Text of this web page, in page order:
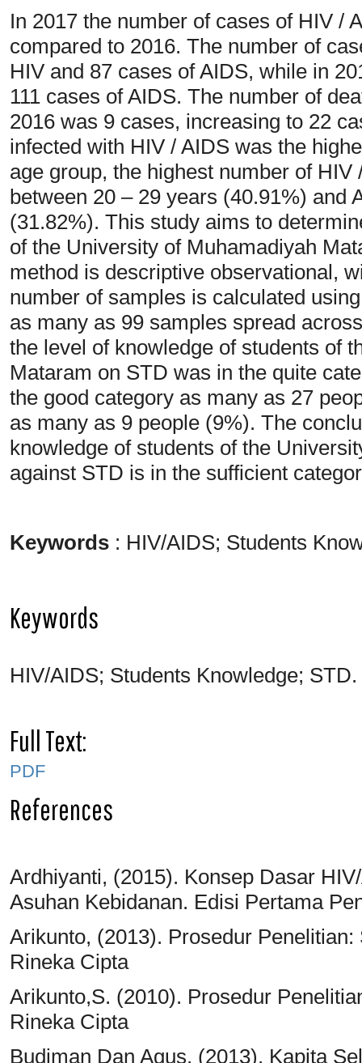
In 2017 the number of cases of HIV /
compared to 2016. The number of
HIV and 87 cases of AIDS, while in
111 cases of AIDS. The number of
2016 was 9 cases, increasing to 22
infected with HIV / AIDS was the
age group, the highest number of
between 20 – 29 years (40.91%) and
(31.82%). This study aims to
of the University of Muhamadiyah
method is descriptive observational,
number of samples is calculated
as many as 99 samples spread
the level of knowledge of students of
Mataram on STD was in the quite
the good category as many as 27
as many as 9 people (9%). The
knowledge of students of the
against STD is in the sufficient
Keywords : HIV/AIDS; Students
Keywords
HIV/AIDS; Students Knowledge; STD.
Full Text:
PDF
References
Ardhiyanti, (2015). Konsep Dasar
Asuhan Kebidanan. Edisi Pertama
Arikunto, (2013). Prosedur
Rineka Cipta
Arikunto,S. (2010). Prosedur
Rineka Cipta
Budiman Dan Agus. (2013). Kapita